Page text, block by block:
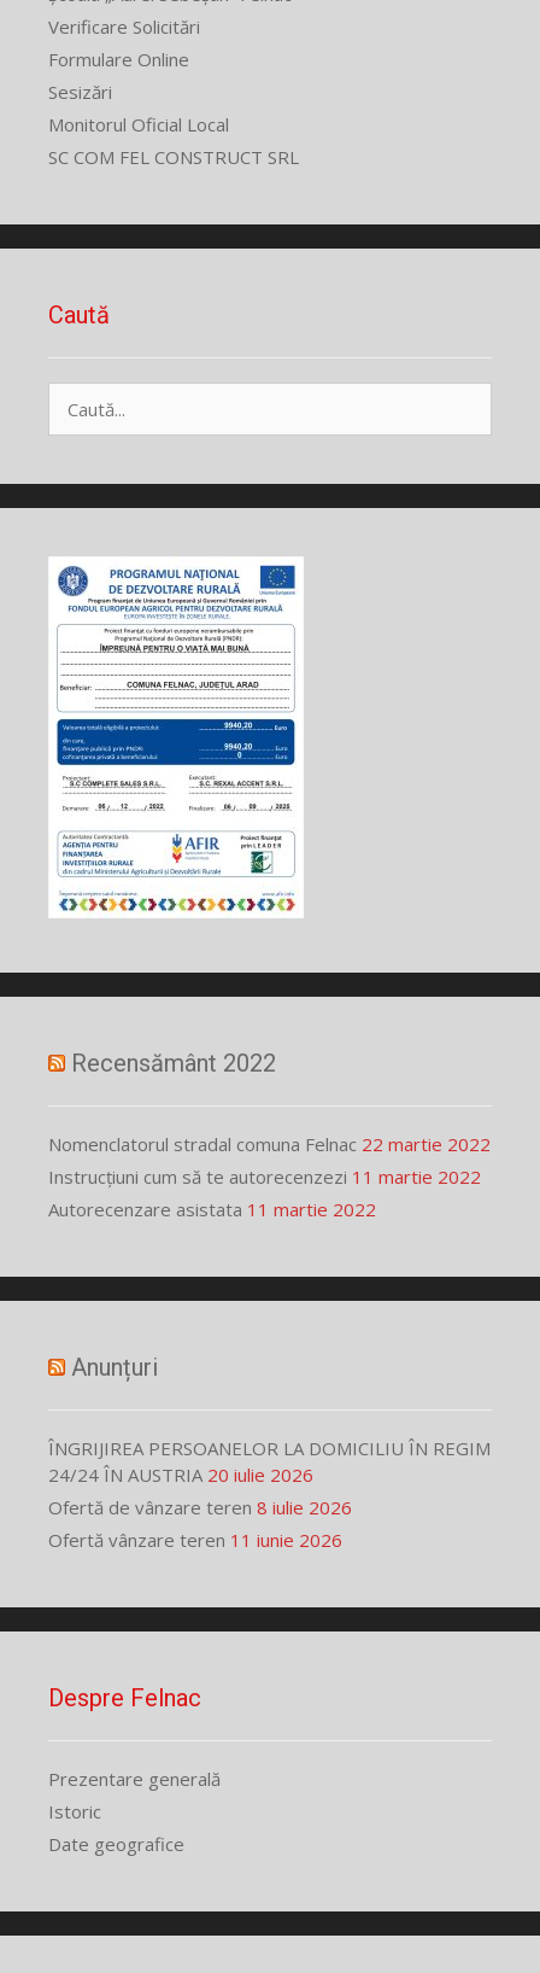
Verificare Solicitări
Formulare Online
Sesizări
Monitorul Oficial Local
SC COM FEL CONSTRUCT SRL
Caută
după:
Recensământ 2022
Nomenclatorul stradal comuna Felnac 22 martie 2022
Instrucțiuni cum să te autorecenzezi 11 martie 2022
Autorecenzare asistata 11 martie 2022
Anunțuri
ÎNGRIJIREA PERSOANELOR LA DOMICILIU ÎN REGIM
24/24 ÎN AUSTRIA 20 iulie 2026
Ofertă de vânzare teren 8 iulie 2026
Ofertă vânzare teren 11 iunie 2026
Despre Felnac
Prezentare generală
Istoric
Date geografice